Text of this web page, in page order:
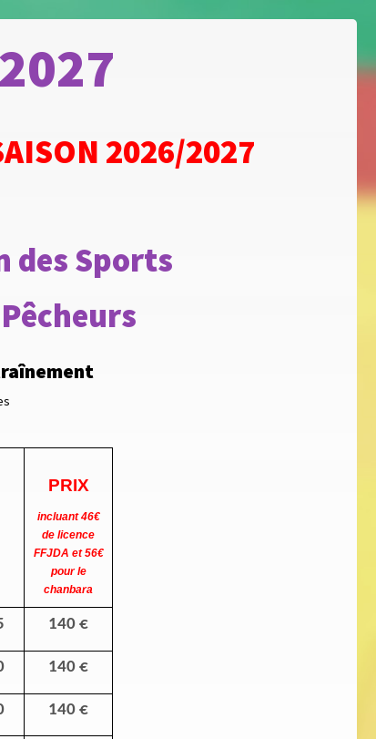
2026/2027
des Sports
PRIX
incluant 46€
de licence
FFJDA et 56€
pour le
chanbara
140 €
140 €
140 €